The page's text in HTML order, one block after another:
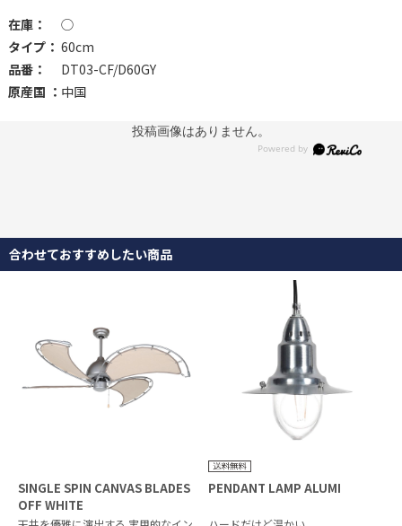
在庫：
◯
タイプ： 60cm
品番：
DT03-CF/D60GY
原産国 ： 中国
投稿画像はありません。
合わせておすすめしたい商品
SINGLE SPIN CANVAS BLADES
OFF WHITE
PENDANT LAMP ALUMI